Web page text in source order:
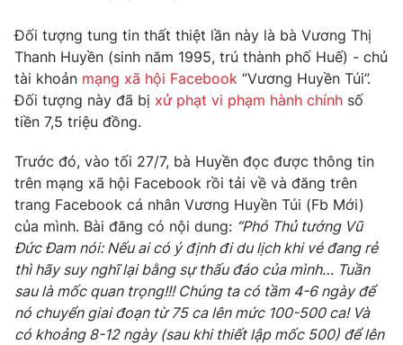
Câu chuyện quốc tế
Thị trường
Góc doanh nghiệp
Truyền hình
Phim VTV
Nhân vật
Khán giả
Giải sao mai
Giải trí
Điện ảnh
Âm nhạc
Sao
Đời sống
Du lịch
Làm đẹp
Chất lượng cuộc sống
Giáo dục
Tuyển sinh
Học trực tuyến
Công nghệ
Hitech Công nghệ tương lai
Giao lưu trực tuyến
Đối tượng tung tin thất thiệt lần này là bà Vương Thị
Thanh Huyền (sinh năm 1995, trú thành phố Huế) - chủ
tài khoản mạng xã hội Facebook “Vương Huyền Túi”.
Đối tượng này đã bị xử phạt vi phạm hành chính số
tiền 7,5 triệu đồng.
Trước đó, vào tối 27/7, bà Huyền đọc được thông tin
trên mạng xã hội Facebook rồi tải về và đăng trên
trang Facebook cá nhân Vương Huyền Túi (Fb Mới)
của mình. Bài đăng có nội dung: “Phó Thủ tướng Vũ
Đức Đam nói: Nếu ai có ý định đi du lịch khi vé đang rẻ
thì hãy suy nghĩ lại bằng sự thấu đáo của mình… Tuần
sau là mốc quan trọng!!! Chúng ta có tầm 4-6 ngày để
nó chuyển giai đoạn từ 75 ca lên mức 100-500 ca! Và
có khoảng 8-12 ngày (sau khi thiết lập mốc 500) để lên